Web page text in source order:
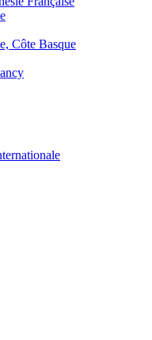
Côte Basque